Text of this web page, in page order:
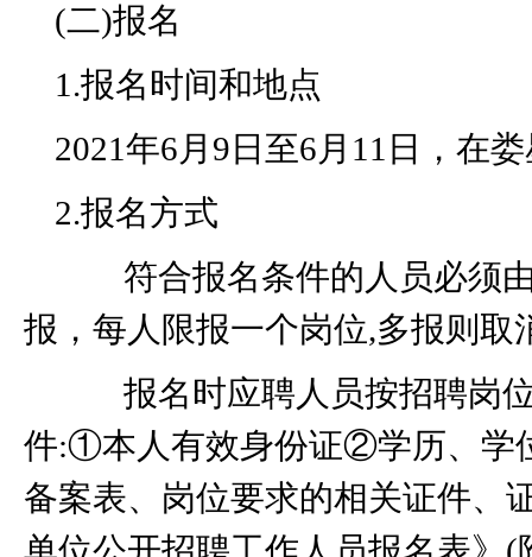
(二)报名
1.报名时间和地点
2021年6月 9 日至6月 11 日，在
2.报名方式
符合报名条件的人员必须由
报，每人限报一个岗位,多报则取
报名时应聘人员按招聘岗位
件:①本人有效身份证②学历、学
备案表、岗位要求的相关证件、